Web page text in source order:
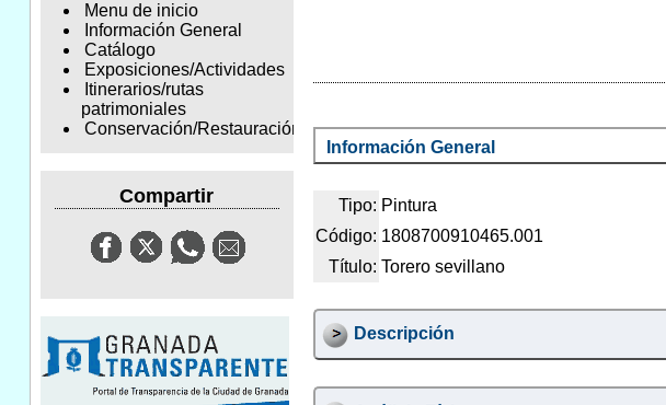
Menu de inicio
Información General
Catálogo
Exposiciones/Actividades
Itinerarios/rutas
patrimoniales
Conservación/Restauración
Compartir
Información General
Tipo: Pintura
Código: 1808700910465.001
Título: Torero sevillano
Descripción